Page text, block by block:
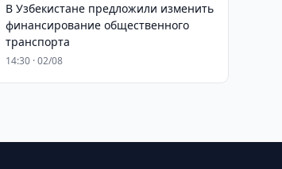
В Узбекистане предложили изменить
финансирование общественного
транспорта
14:30 · 02/08